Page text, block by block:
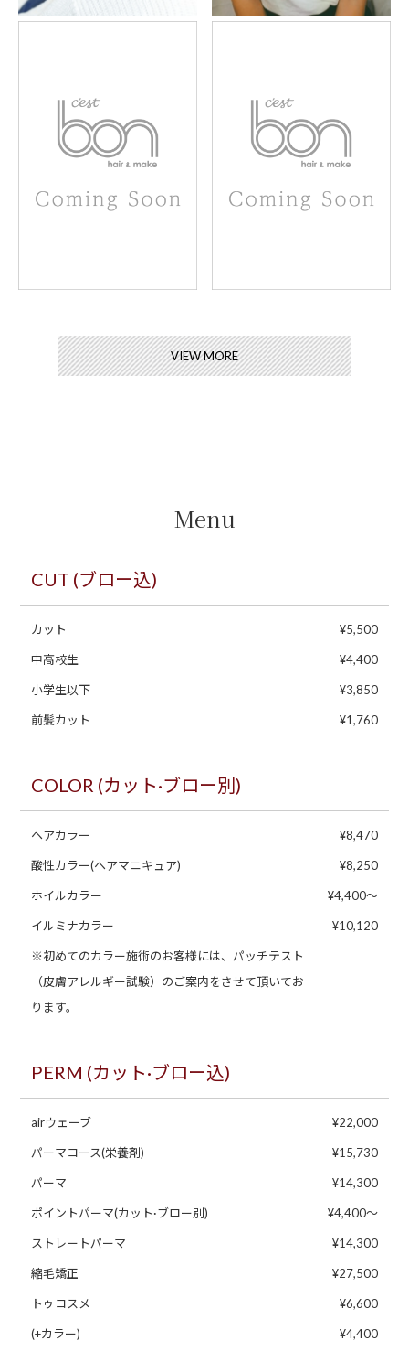
VIEW MORE
Menu
CUT (ブロー込)
カット ¥5,500
中高校生 ¥4,400
小学生以下 ¥3,850
前髪カット ¥1,760
COLOR (カット·ブロー別)
ヘアカラー ¥8,470
酸性カラー(ヘアマニキュア) ¥8,250
ホイルカラー ¥4,400～
イルミナカラー ¥10,120
※初めてのカラー施術のお客様には、パッチテスト
（皮膚アレルギー試験）のご案内をさせて頂いてお
ります。
PERM (カット·ブロー込)
airウェーブ ¥22,000
パーマコース(栄養剤) ¥15,730
パーマ ¥14,300
ポイントパーマ(カット·ブロー別) ¥4,400〜
ストレートパーマ ¥14,300
縮毛矯正 ¥27,500
トゥコスメ ¥6,600
(+カラー) ¥4,400